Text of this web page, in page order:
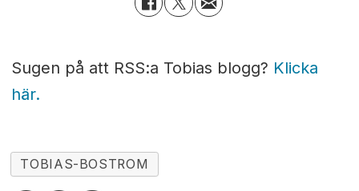
Sugen på att RSS:a Tobias blogg? Klicka
här.
TOBIAS-BOSTROM